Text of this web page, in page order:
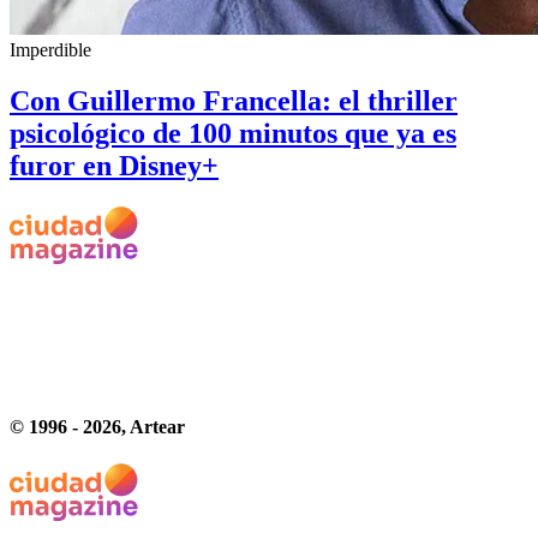
Imperdible
Con Guillermo Francella: el thriller
psicológico de 100 minutos que ya es
furor en Disney+
© 1996 - 2026, Artear